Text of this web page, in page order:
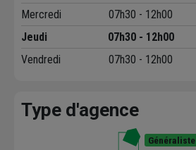
Mercredi
07h30 - 12h00
Jeudi
07h30 - 12h00
Vendredi
07h30 - 12h00
Type d'agence
Généraliste